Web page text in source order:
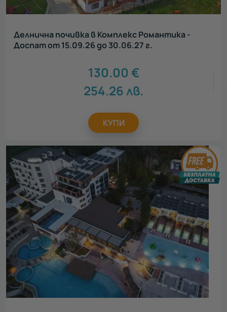
Делнична почивка в Комплекс Романтика -
Доспат от 15.09.26 до 30.06.27 г.
130.00 €
254.26лв.
КУПИ